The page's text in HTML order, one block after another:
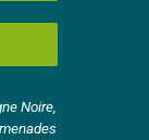
Noire,